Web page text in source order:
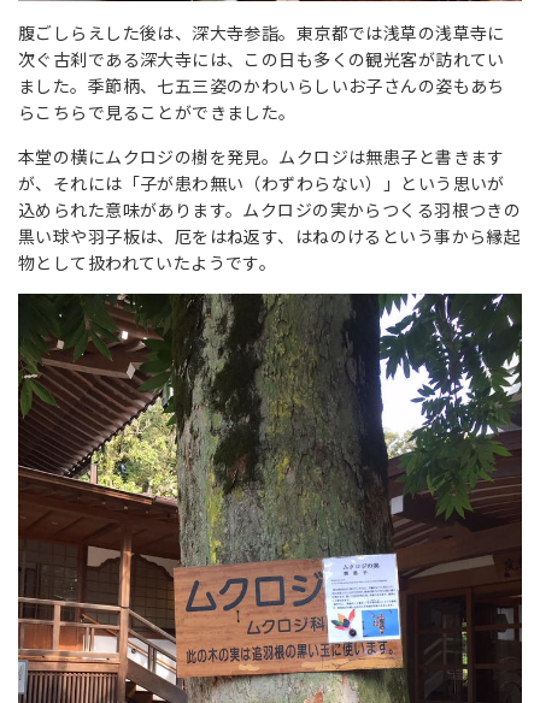
腹ごしらえした後は、深大寺参詣。東京都では浅草の浅草寺に
次ぐ古刹である深大寺には、この日も多くの観光客が訪れてい
ました。季節柄、七五三姿のかわいらしいお子さんの姿もあち
らこちらで見ることができました。
本堂の横にムクロジの樹を発見。ムクロジは無患子と書きます
が、それには「子が患わ無い（わずわらない）」という思いが
込められた意味があります。ムクロジの実からつくる羽根つきの
黒い球や羽子板は、厄をはね返す、はねのけるという事から縁起
物として扱われていたようです。